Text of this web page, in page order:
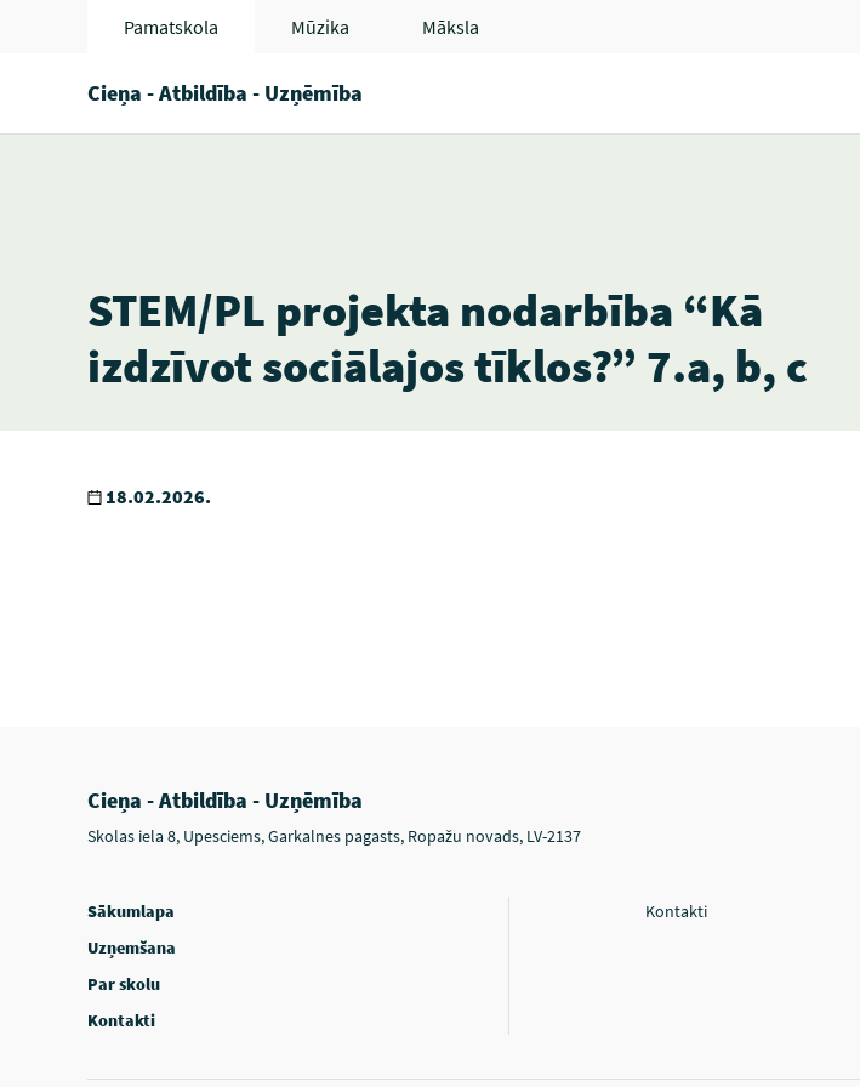
Pamatskola Mūzika Māksla
Cieņa - Atbildība - Uzņēmība
STEM/PL projekta nodarbība “Kā
izdzīvot sociālajos tīklos?” 7.a, b, c
18.02.2026.
Cieņa - Atbildība - Uzņēmība
Skolas iela 8, Upesciems, Garkalnes pagasts, Ropažu novads, LV-2137
Sākumlapa
Uzņemšana
Par skolu
Kontakti
Kontakti